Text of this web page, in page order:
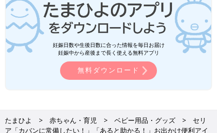
妊娠日数や生後日数に合った情報を毎日お届け
妊娠中から産後まで長く使える無料アプリ
無料ダウンロード
たまひよ 赤ちゃん・育児 ベビー用品・グッズ
セリ
ア「カバンに常備したい！」「あると助かる！」お出かけ便利アイ